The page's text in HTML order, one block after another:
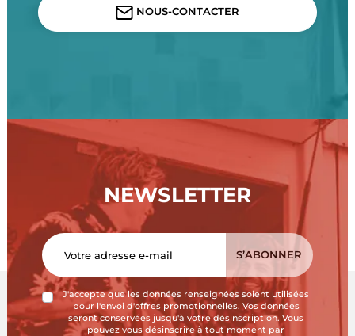
NOUS-CONTACTER
NEWSLETTER
J'accepte que les données renseignées soient utilisées
pour l'envoi d'offres promotionnelles. Vos données
seront conservées jusqu'à votre désinscription. Vous
pouvez vous désinscrire à tout moment par